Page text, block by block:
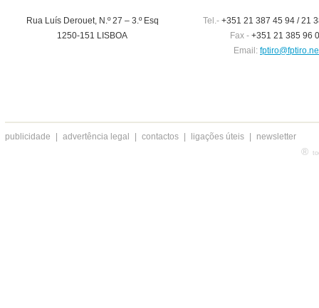
Rua Luís Derouet, N.º 27 – 3.º Esq
1250-151 LISBOA
Tel.-+351 21 387 45 94 / 21
Fax - +351 21 385 96
Email:
publicidade advertência legal contactos ligações úteis newsletter
®